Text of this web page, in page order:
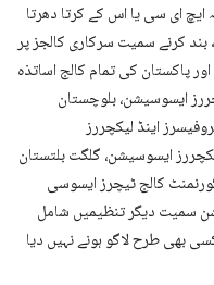
ایچ ای سی یا اس کے کرتا دھرتا
کرنے سمیت سرکاری کالجز پر
پاکستان کی تمام کالج اساتذہ
ایسوسیشن، بلوچستان
اینڈ لیکچررز
ایسوسیشن، گلگت بلتستان
کالج ٹیچرز ایسوسی
سمیت دیگر تنظیمیں شامل
بھی طرح لاگو ہونے نہیں دیا